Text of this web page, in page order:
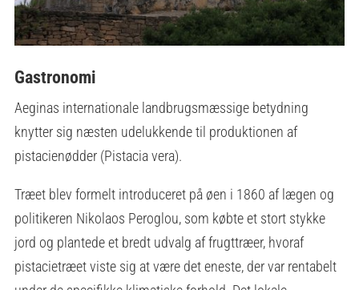
Gastronomi
Aeginas internationale landbrugsmæssige betydning
knytter sig næsten udelukkende til produktionen af
pistacienødder (Pistacia vera).
Træet blev formelt introduceret på øen i 1860 af lægen og
politikeren Nikolaos Peroglou, som købte et stort stykke
jord og plantede et bredt udvalg af frugttræer, hvoraf
pistacietræet viste sig at være det eneste, der var rentabelt